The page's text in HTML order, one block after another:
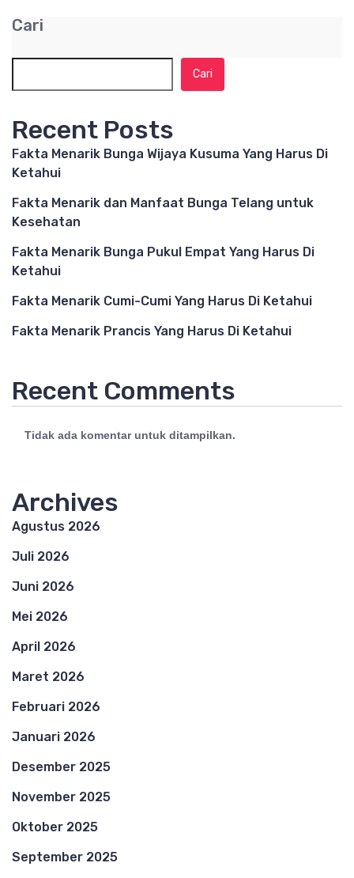
Cari
Cari
Recent Posts
Fakta Menarik Bunga Wijaya Kusuma Yang Harus Di
Ketahui
Fakta Menarik dan Manfaat Bunga Telang untuk
Kesehatan
Fakta Menarik Bunga Pukul Empat Yang Harus Di
Ketahui
Fakta Menarik Cumi-Cumi Yang Harus Di Ketahui
Fakta Menarik Prancis Yang Harus Di Ketahui
Recent Comments
Tidak ada komentar untuk ditampilkan.
Archives
Agustus 2026
Juli 2026
Juni 2026
Mei 2026
April 2026
Maret 2026
Februari 2026
Januari 2026
Desember 2025
November 2025
Oktober 2025
September 2025